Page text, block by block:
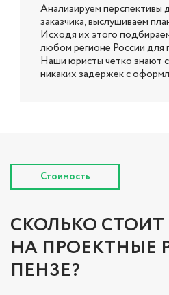
Анализируем перспективы
заказчика, выслушиваем
Исходя их этого
любом регионе России для
Наши юристы четко знают
никаких задержек с
Стоимость
СКОЛЬКО
НА ПРОЕКТНЫЕ
ПЕНЗЕ?